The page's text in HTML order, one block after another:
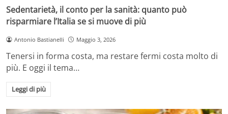
Sedentarietà, il conto per la sanità: quanto può
risparmiare l’Italia se si muove di più
Antonio Bastianelli Maggio 3, 2026
Tenersi in forma costa, ma restare fermi costa molto di
più. E oggi il tema…
Leggi di più